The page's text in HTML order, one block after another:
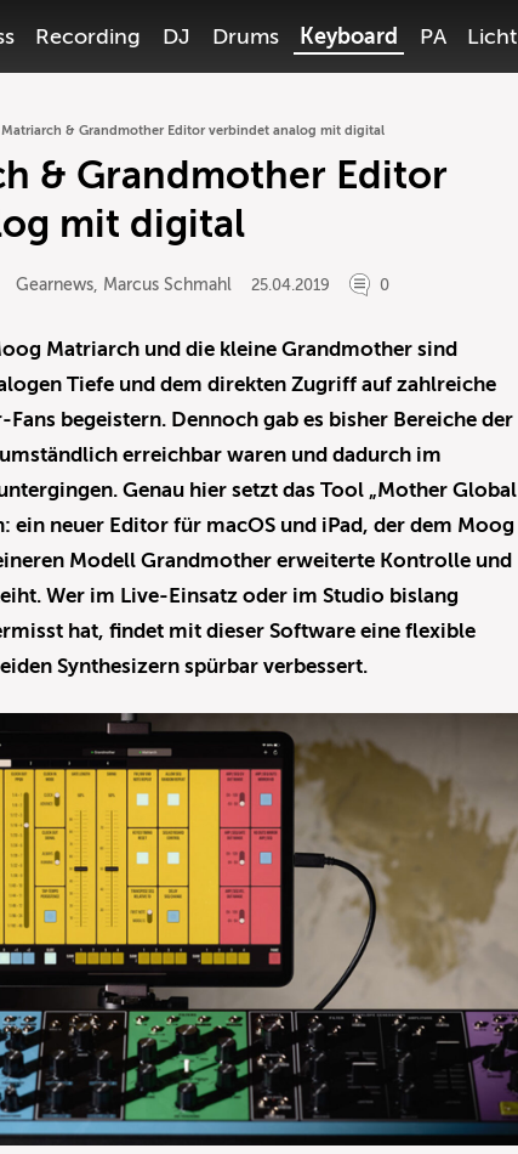
Recording DJ Drums Keyboard PA Licht
& Grandmother Editor verbindet analog mit digital
& Grandmother Editor
mit digital
Gearnews, Marcus Schmahl 25.04.2019 0
Matriarch und die kleine Grandmother sind
Tiefe und dem direkten Zugriff auf zahlreiche
begeistern. Dennoch gab es bisher Bereiche der
erreichbar waren und dadurch im
Genau hier setzt das Tool „Mother Global
ein neuer Editor für macOS und iPad, der dem Moog
Modell Grandmother erweiterte Kontrolle und
Wer im Live-Einsatz oder im Studio bislang
hat, findet mit dieser Software eine flexible
Synthesizern spürbar verbessert.